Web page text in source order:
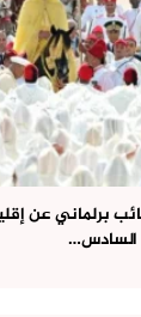
برلماني عن
السادس…